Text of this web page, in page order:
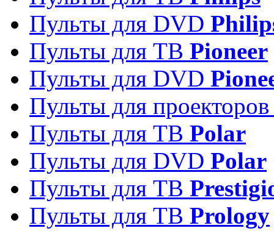
Пульты для DVD
Пульты для ТВ Pioneer
Пульты для DVD
Пульты для
Пульты для ТВ Polar
Пульты для DVD Polar
Пульты для ТВ
Пульты для ТВ Prology